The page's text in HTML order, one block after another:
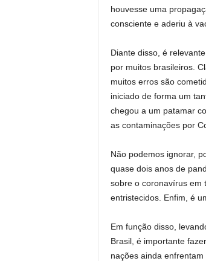
houvesse uma
consciente e aderiu à
Diante disso, é
por muitos brasileiros.
muitos erros são
iniciado de forma um
chegou a um patamar
as contaminações por
Não podemos ignorar,
quase dois anos de
sobre o coronavírus em
entristecidos. Enfim, é
Em função disso,
Brasil, é importante
nações ainda